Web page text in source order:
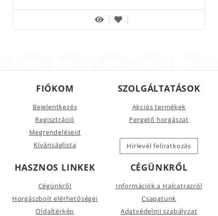
FIÓKOM
Bejelentkezés
Regisztráció
Megrendeléseid
Kívánságlista
SZOLGÁLTATÁSOK
Akciós termékek
Pergető horgászat
Hírlevél feliratkozás
HASZNOS LINKEK
Cégünkről
Horgászbolt elérhetőségei
Oldaltérkép
CÉGÜNKRŐL
Információk a Halcatrazról
Csapatunk
Adatvédelmi szabályzat